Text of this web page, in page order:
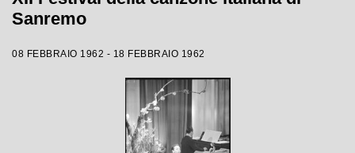
Sanremo
08 FEBBRAIO 1962 - 18 FEBBRAIO 1962